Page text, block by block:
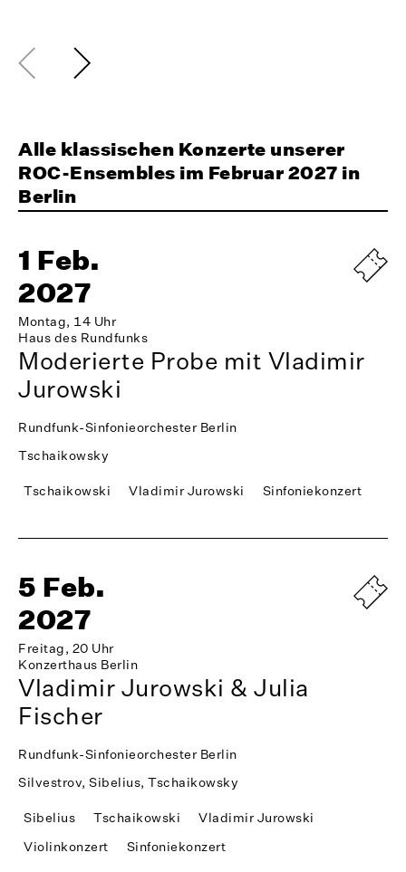
Alle klassischen Konzerte unserer
ROC-Ensembles im Februar 2027 in
Berlin
1 Feb.
2027
Montag, 14 Uhr
Haus des Rundfunks
Moderierte Probe mit Vladimir
Jurowski
Rundfunk-Sinfonieorchester Berlin
Tschaikowsky
Tschaikowski Vladimir Jurowski Sinfoniekonzert
5 Feb.
2027
Freitag, 20 Uhr
Konzerthaus Berlin
Vladimir Jurowski & Julia
Fischer
Rundfunk-Sinfonieorchester Berlin
Silvestrov, Sibelius, Tschaikowsky
Sibelius Tschaikowski
Vladimir Jurowski
Violinkonzert
Sinfoniekonzert